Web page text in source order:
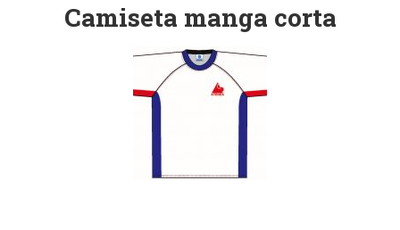
Camiseta manga corta